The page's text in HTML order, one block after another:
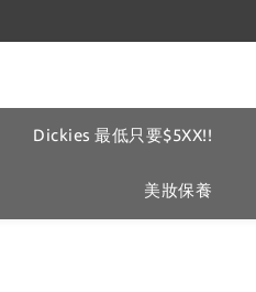
Dickies 最低只要$5XX!!
美妝保養